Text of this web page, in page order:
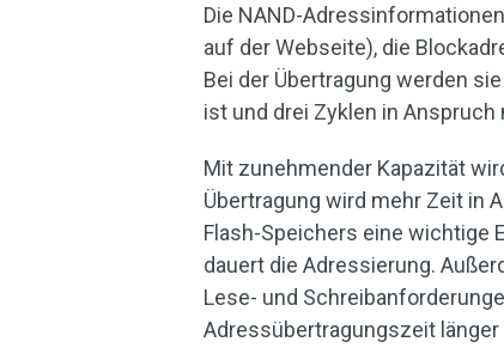
Die NAND-
auf der Webseite), die
Bei der Übertragung werden
ist und drei Zyklen in Anspruch
Mit zunehmender Kapazität
Übertragung wird mehr Zeit in
Flash-Speichers eine wichtige
dauert die Adressierung.
Lese- und
Adressübertragungszeit